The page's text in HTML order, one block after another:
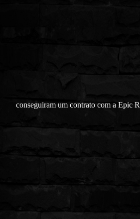
conseguiram um contrato com a Epic